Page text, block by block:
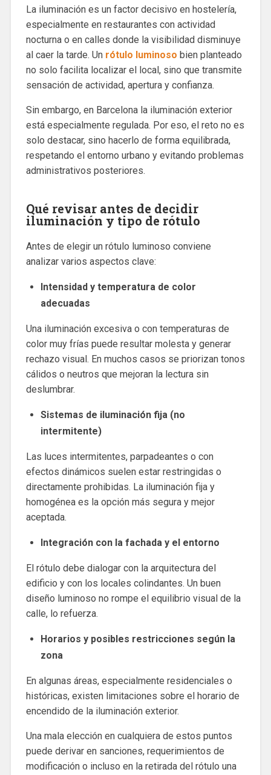
La iluminación es un factor decisivo en hostelería,
especialmente en restaurantes con actividad
nocturna o en calles donde la visibilidad disminuye
al caer la tarde. Un rótulo luminoso bien planteado
no solo facilita localizar el local, sino que transmite
sensación de actividad, apertura y confianza.
Sin embargo, en Barcelona la iluminación exterior
está especialmente regulada. Por eso, el reto no es
solo destacar, sino hacerlo de forma equilibrada,
respetando el entorno urbano y evitando problemas
administrativos posteriores.
Qué revisar antes de decidir
iluminación y tipo de rótulo
Antes de elegir un rótulo luminoso conviene
analizar varios aspectos clave:
Intensidad y temperatura de color
adecuadas
Una iluminación excesiva o con temperaturas de
color muy frías puede resultar molesta y generar
rechazo visual. En muchos casos se priorizan tonos
cálidos o neutros que mejoran la lectura sin
deslumbrar.
Sistemas de iluminación fija (no
intermitente)
Las luces intermitentes, parpadeantes o con
efectos dinámicos suelen estar restringidas o
directamente prohibidas. La iluminación fija y
homogénea es la opción más segura y mejor
aceptada.
Integración con la fachada y el entorno
El rótulo debe dialogar con la arquitectura del
edificio y con los locales colindantes. Un buen
diseño luminoso no rompe el equilibrio visual de la
calle, lo refuerza.
Horarios y posibles restricciones según la
zona
En algunas áreas, especialmente residenciales o
históricas, existen limitaciones sobre el horario de
encendido de la iluminación exterior.
Una mala elección en cualquiera de estos puntos
puede derivar en sanciones, requerimientos de
modificación o incluso en la retirada del rótulo una